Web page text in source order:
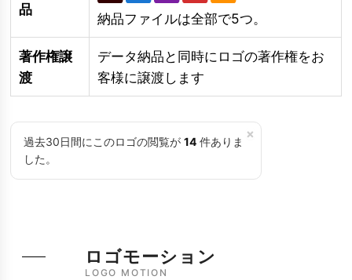
品
納品ファイルは全部で5つ。
著作権譲
渡
データ納品と同時にロゴの著作権をお
客様に譲渡します
×
過去30日間にこのロゴの閲覧が 14 件ありま
した。
LOGO MOTION
ロゴモーション